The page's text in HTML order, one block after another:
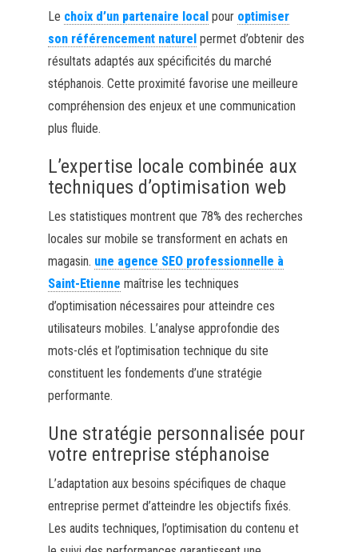
Le choix d’un partenaire localpour optimiser
son référencement naturelpermet d’obtenir des
résultats adaptés aux spécificités du marché
stéphanois. Cette proximité favorise une meilleure
compréhension des enjeux et une communication
plus fluide.
L’expertise locale combinée aux
techniques d’optimisation web
Les statistiques montrent que 78% des recherches
locales sur mobile se transforment en achats en
magasin. une agence SEO professionnelle à
Saint-Etienne maîtrise les techniques
d’optimisation nécessaires pour atteindre ces
utilisateurs mobiles. L’analyse approfondie des
mots-clés et l’optimisation technique du site
constituent les fondements d’une stratégie
performante.
Une stratégie personnalisée pour
votre entreprise stéphanoise
L’adaptation aux besoins spécifiques de chaque
entreprise permet d’atteindre les objectifs fixés.
Les audits techniques, l’optimisation du contenu et